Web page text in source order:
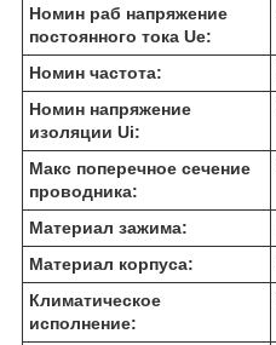
Номин раб напряжение
постоянного тока Ue:
Номин частота:
Номин напряжение
изоляции Ui:
Макс поперечное сечение
проводника:
Материал зажима:
Материал корпуса:
Климатическое
исполнение: